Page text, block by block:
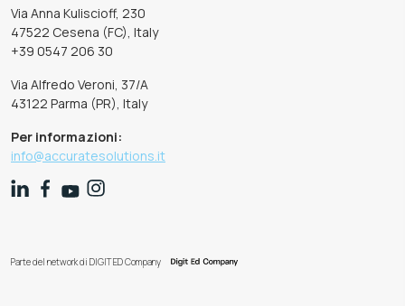
Via Anna Kuliscioff, 230
47522 Cesena (FC), Italy
+39 0547 206 30
Via Alfredo Veroni, 37/A
43122 Parma (PR), Italy
Per informazioni:
info@accuratesolutions.it
Parte del network di DIGIT ED Company